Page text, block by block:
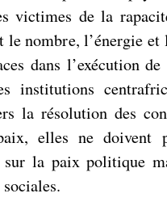
victimes de la
le nombre, l’énergie et
dans l’exécution
institutions
la résolution des
elles ne doivent
sur la paix politique